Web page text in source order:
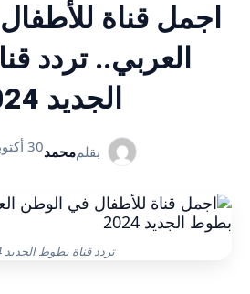
اجمل قناة
العربي.. تردد
الجديد 2024
بقلممحمد30 أكتوبر 2024
تردد قناة بطوط الجديد 2024